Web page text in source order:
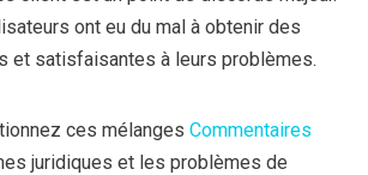
ont eu du mal à obtenir des
et satisfaisantes à leurs problèmes.
ces mélanges Commentaires
juridiques et les problèmes de